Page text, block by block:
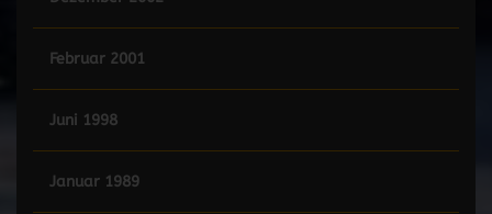
Februar 2001
Juni 1998
Januar 1989